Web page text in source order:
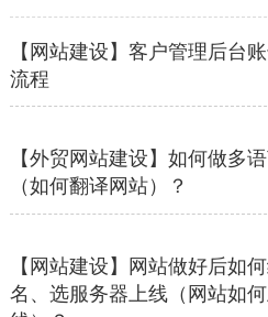
流程
【外贸网站建设】如何做多
（如何翻译网站）？
【网站建设】网站做好后如
名、选服务器上线（网站如
线）？